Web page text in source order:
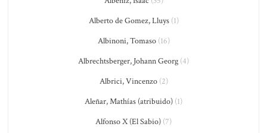
Alberto de Gomez, Lluys(1)
Albinoni, Tomaso(16)
Albrechtsberger, Johann Georg (4)
Albrici, Vincenzo(2)
Aleñar, Mathías (atribuido) (1)
Alfonso X (El Sabio) (7)